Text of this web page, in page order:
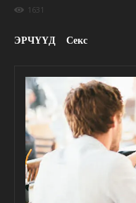
1631
ЭРЧҮҮД Секс